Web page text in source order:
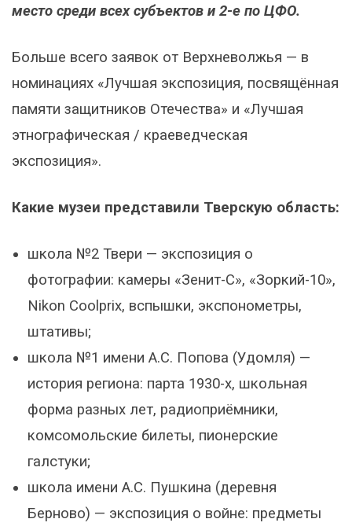
место среди всех субъектов и 2-е по ЦФО.
Больше всего заявок от Верхневолжья — в
номинациях «Лучшая экспозиция, посвящённая
памяти защитников Отечества» и «Лучшая
этнографическая / краеведческая
экспозиция».
Какие музеи представили Тверскую область:
школа №2 Твери — экспозиция о
фотографии: камеры «Зенит-С», «Зоркий-10»,
Nikon Coolprix, вспышки, экспонометры,
штативы;
школа №1 имени А.С. Попова (Удомля) —
история региона: парта 1930-х, школьная
форма разных лет, радиоприёмники,
комсомольские билеты, пионерские
галстуки;
школа имени А.С. Пушкина (деревня
Берново) — экспозиция о войне: предметы